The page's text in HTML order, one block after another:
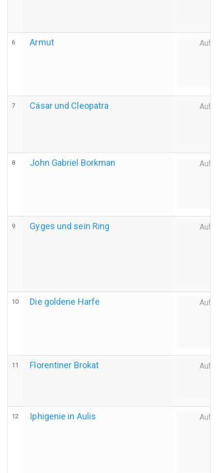
6 Armut
7 Cäsar und Cleopatra
8 John Gabriel Borkman
9 Gyges und sein Ring
10 Die goldene Harfe
11 Florentiner Brokat
12 Iphigenie in Aulis